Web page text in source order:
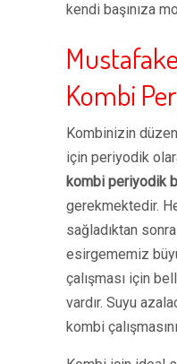
kendi başınıza
Kombi
Kombinizin
için periyodik
kombi periyodik
gerekmektedir.
sağladıktan
esirgememiz
çalışması için
vardır. Suyu
kombi